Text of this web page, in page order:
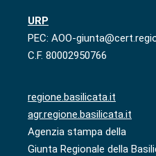
URP
PEC: AOO-
C.F. 80002950766
regione.basilicata.it
agr.regione.basilicata.it
Agenzia stampa della
Giunta Regionale della